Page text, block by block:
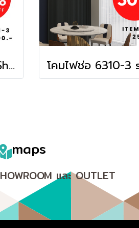
โคมไฟห้อย 2321-3 Show ราคาสมาชิก = ราคาตัวโชว์
maps
และ OUTLET